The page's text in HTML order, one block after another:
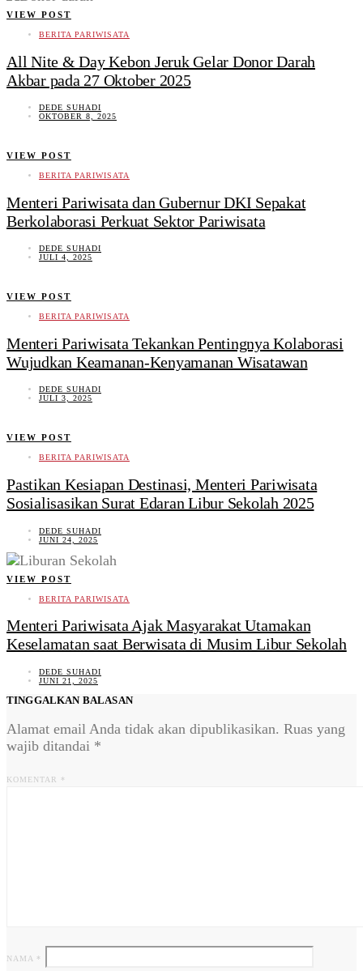
VIEW POST
BERITA PARIWISATA
All Nite & Day Kebon Jeruk Gelar Donor Darah
Akbar pada 27 Oktober 2025
DEDE SUHADI
OKTOBER 8, 2025
VIEW POST
BERITA PARIWISATA
Menteri Pariwisata dan Gubernur DKI Sepakat
Berkolaborasi Perkuat Sektor Pariwisata
DEDE SUHADI
JULI 4, 2025
VIEW POST
BERITA PARIWISATA
Menteri Pariwisata Tekankan Pentingnya Kolaborasi
Wujudkan Keamanan-Kenyamanan Wisatawan
DEDE SUHADI
JULI 3, 2025
VIEW POST
BERITA PARIWISATA
Pastikan Kesiapan Destinasi, Menteri Pariwisata
Sosialisasikan Surat Edaran Libur Sekolah 2025
DEDE SUHADI
JUNI 24, 2025
VIEW POST
BERITA PARIWISATA
Menteri Pariwisata Ajak Masyarakat Utamakan
Keselamatan saat Berwisata di Musim Libur Sekolah
DEDE SUHADI
JUNI 21, 2025
TINGGALKAN BALASAN
Alamat email Anda tidak akan dipublikasikan. Ruas yang
wajib ditandai *
KOMENTAR *
NAMA *